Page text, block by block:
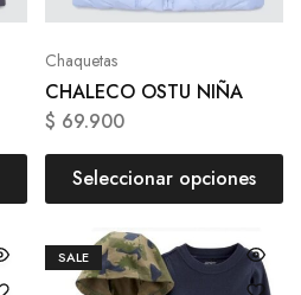
Chaquetas
CHALECO OSTU NIÑA
$ 69.900
Seleccionar opciones
SALE